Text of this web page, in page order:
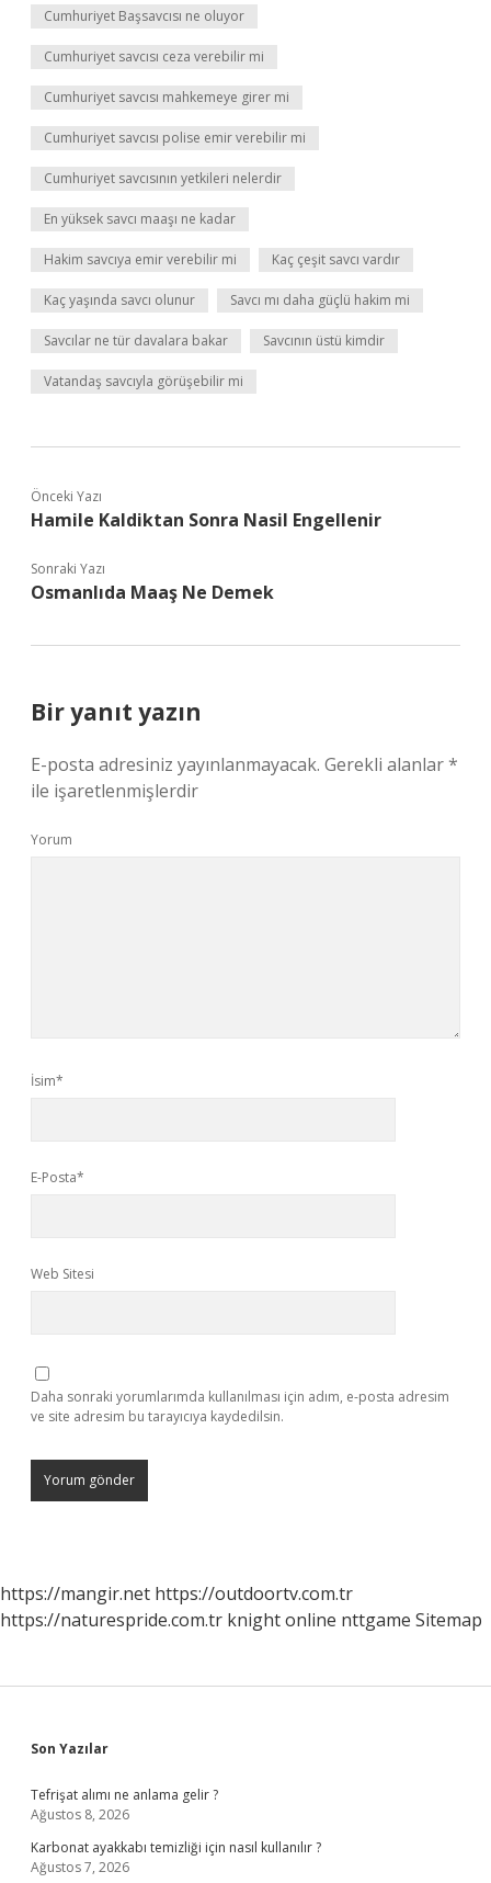
Cumhuriyet Başsavcısı ne oluyor
Cumhuriyet savcısı ceza verebilir mi
Cumhuriyet savcısı mahkemeye girer mi
Cumhuriyet savcısı polise emir verebilir mi
Cumhuriyet savcısının yetkileri nelerdir
En yüksek savcı maaşı ne kadar
Hakim savcıya emir verebilir mi Kaç çeşit savcı vardır
Kaç yaşında savcı olunur Savcı mı daha güçlü hakim mi
Savcılar ne tür davalara bakar Savcının üstü kimdir
Vatandaş savcıyla görüşebilir mi
Önceki Yazı
Hamile Kaldiktan Sonra Nasil Engellenir
Sonraki Yazı
Osmanlıda Maaş Ne Demek
Bir yanıt yazın
E-posta adresiniz yayınlanmayacak. Gerekli alanlar*
ile işaretlenmişlerdir
Yorum
İsim*
E-Posta*
Web Sitesi
Daha sonraki yorumlarımda kullanılması için adım, e-posta adresim
ve site adresim bu tarayıcıya kaydedilsin.
https://mangir.net https://outdoortv.com.tr
https://naturespride.com.tr knight online nttgame Sitemap
Sidebar
Son Yazılar
Tefrişat alımı ne anlama gelir ?
Ağustos 8, 2026
Karbonat ayakkabı temizliği için nasıl kullanılır ?
Ağustos 7, 2026